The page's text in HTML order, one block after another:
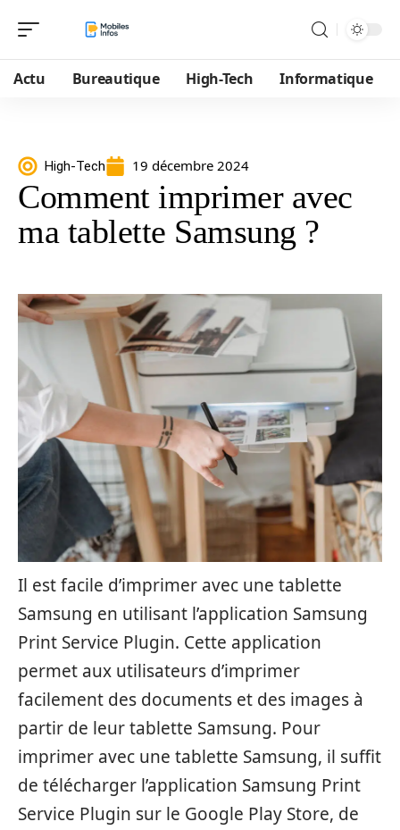
Actu Bureautique High-Tech Informatique
High-Tech 19 décembre 2024
Comment imprimer avec
ma tablette Samsung ?
Il est facile d’imprimer avec une tablette
Samsung en utilisant l’application Samsung
Print Service Plugin. Cette application
permet aux utilisateurs d’imprimer
facilement des documents et des images à
partir de leur tablette Samsung. Pour
imprimer avec une tablette Samsung, il suffit
de télécharger l’application Samsung Print
Service Plugin sur le Google Play Store, de